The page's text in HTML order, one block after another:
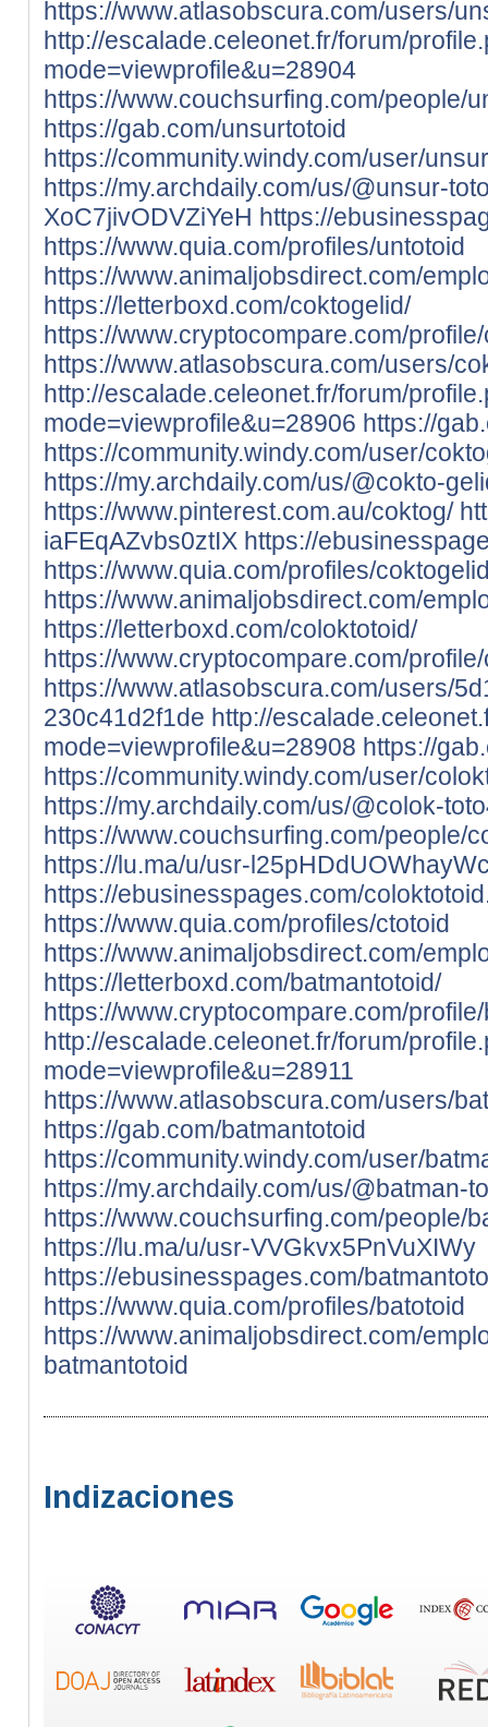
https://www.atlasobscura.com/users/
http://escalade.celeonet.fr/forum/
mode=viewprofile&u=28904
https://www.couchsurfing.com/people/
https://gab.com/unsurtotoid
https://community.windy.com/user/
https://my.archdaily.com/us/@unsur-
XoC7jivODVZiYeH https://
https://www.quia.com/profiles/untotoid
https://www.animaljobsdirect.com/
https://letterboxd.com/coktogelid/
https://www.cryptocompare.com/
https://www.atlasobscura.com/users/
http://escalade.celeonet.fr/forum/
mode=viewprofile&u=28906 https://
https://community.windy.com/user/
https://my.archdaily.com/us/@cokto-
https://www.pinterest.com.au/coktog/
iaFEqAZvbs0ztIX https://
https://www.quia.com/profiles/
https://www.animaljobsdirect.com/
https://letterboxd.com/coloktotoid/
https://www.cryptocompare.com/
https://www.atlasobscura.com/users/
230c41d2f1de http://
mode=viewprofile&u=28908 https://
https://community.windy.com/user/
https://my.archdaily.com/us/@colok-
https://www.couchsurfing.com/people/
https://lu.ma/u/usr-
https://ebusinesspages.com/
https://www.quia.com/profiles/ctotoid
https://www.animaljobsdirect.com/
https://letterboxd.com/batmantotoid/
https://www.cryptocompare.com/
http://escalade.celeonet.fr/forum/
mode=viewprofile&u=28911
https://www.atlasobscura.com/users/
https://gab.com/batmantotoid
https://community.windy.com/user/
https://my.archdaily.com/us/@batman-
https://www.couchsurfing.com/people/
https://lu.ma/u/usr-VVGkvx5PnVuXIWy
https://ebusinesspages.com/
https://www.quia.com/profiles/batotoid
https://www.animaljobsdirect.com/
batmantotoid
Indizaciones